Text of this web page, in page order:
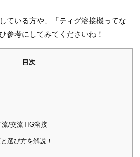
ている方や、「 ティグ溶接機ってな
参考にしてみてくださいね！
目次
/交流TIG溶接
選び方を解説！